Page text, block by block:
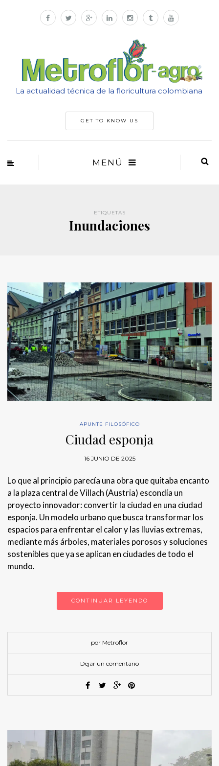
La actualidad técnica de la floricultura colombiana
GET TO KNOW US
MENÚ
ETIQUETAS
Inundaciones
APUNTE FILOSÓFICO
Ciudad esponja
16 JUNIO DE 2025
Lo que al principio parecía una obra que quitaba encanto
a la plaza central de Villach (Austria) escondía un
proyecto innovador: convertir la ciudad en una ciudad
esponja. Un modelo urbano que busca transformar los
espacios para enfrentar el calor y las lluvias extremas,
mediante más árboles, materiales porosos y soluciones
sostenibles que ya se aplican en ciudades de todo el
mundo.
CONTINUAR LEYENDO
por Metroflor
Dejar un comentario